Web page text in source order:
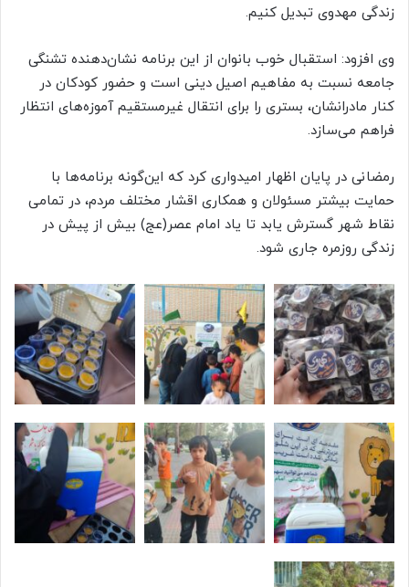
زندگی مهدوی تبدیل کنیم.
وی افزود: استقبال خوب بانوان از این برنامه نشان‌دهنده تشنگی
جامعه نسبت به مفاهیم اصیل دینی است و حضور کودکان در
کنار مادرانشان، بستری را برای انتقال غیرمستقیم آموزه‌های انتظار
فراهم می‌سازد.
رمضانی در پایان اظهار امیدواری کرد که این‌گونه برنامه‌ها با
حمایت بیشتر مسئولان و همکاری اقشار مختلف مردم، در تمامی
نقاط شهر گسترش یابد تا یاد امام عصر(عج) بیش از پیش در
زندگی روزمره جاری شود.